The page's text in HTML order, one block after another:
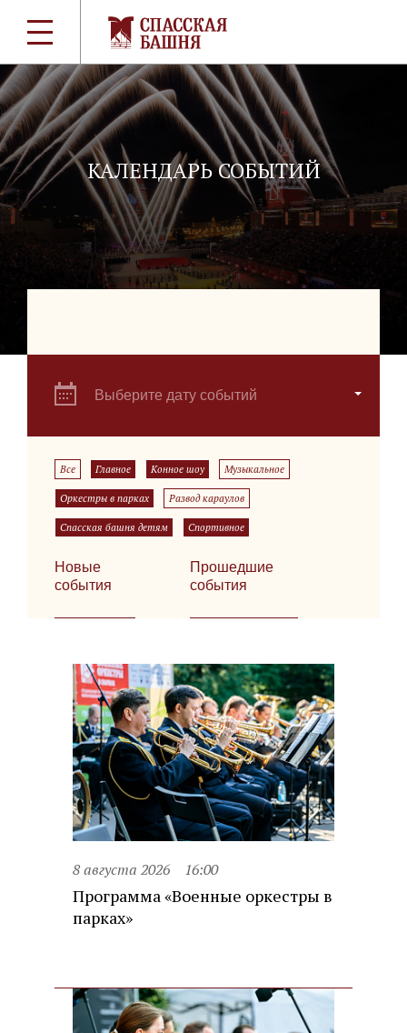
КАЛЕНДАРЬ СОБЫТИЙ
Выберите дату событий
Все Главное Конное шоу Музыкальное
Оркестры в парках Развод караулов
Спасская башня детям Спортивное
Новые
события
Прошедшие
события
8 августа 2026 16:00
Программа «Военные оркестры в
парках»